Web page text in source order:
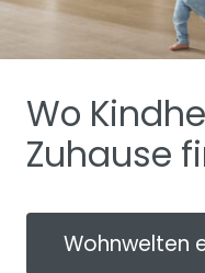
Wo
Zuhause
Wohnwelten